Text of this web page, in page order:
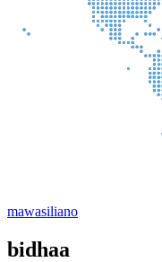
mawasiliano
bidhaa